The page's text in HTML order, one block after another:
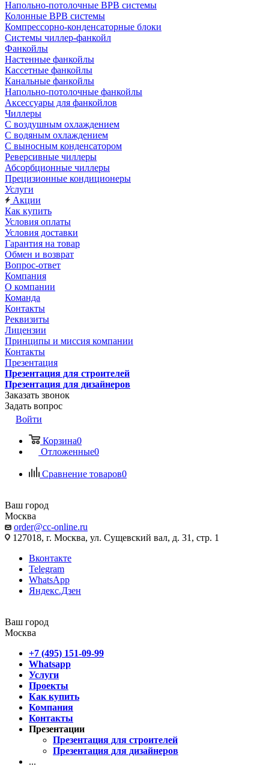
Напольно-потолочные ВРВ системы
Колонные ВРВ системы
Компрессорно-конденсаторные блоки
Системы чиллер-фанкойл
Фанкойлы
Настенные фанкойлы
Кассетные фанкойлы
Канальные фанкойлы
Напольно-потолочные фанкойлы
Аксессуары для фанкойлов
Чиллеры
С воздушным охлаждением
С водяным охлаждением
С выносным конденсатором
Реверсивные чиллеры
Абсорбционные чиллеры
Прецизионные кондиционеры
Услуги
Акции
Как купить
Условия оплаты
Условия доставки
Гарантия на товар
Обмен и возврат
Вопрос-ответ
Компания
О компании
Команда
Контакты
Реквизиты
Лицензии
Принципы и миссия компании
Контакты
Презентация
Презентация для строителей
Презентация для дизайнеров
Заказать звонок
Задать вопрос
Войти
Корзина0
Отложенные0
Сравнение товаров0
Ваш город
Москва
order@cc-online.ru
127018, г. Москва, ул. Сущевский вал, д. 31, стр. 1
Вконтакте
Telegram
WhatsApp
Яндекс.Дзен
Ваш город
Москва
+7 (495) 151-09-99
Whatsapp
Услуги
Проекты
Как купить
Компания
Контакты
Презентации
Презентация для строителей
Презентация для дизайнеров
...